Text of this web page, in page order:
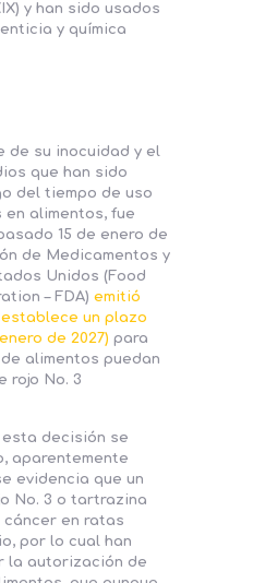
y han sido usados
y química
de su inocuidad y el
que han sido
del tiempo de uso
alimentos, fue
15 de enero de
de Medicamentos y
Unidos (Food
– FDA) emitió
un plazo
de 2027) para
alimentos puedan
rojo No. 3
esta decisión se
aparentemente
evidencia que un
No. 3 o tartrazina
cáncer en ratas
por lo cual han
la autorización de